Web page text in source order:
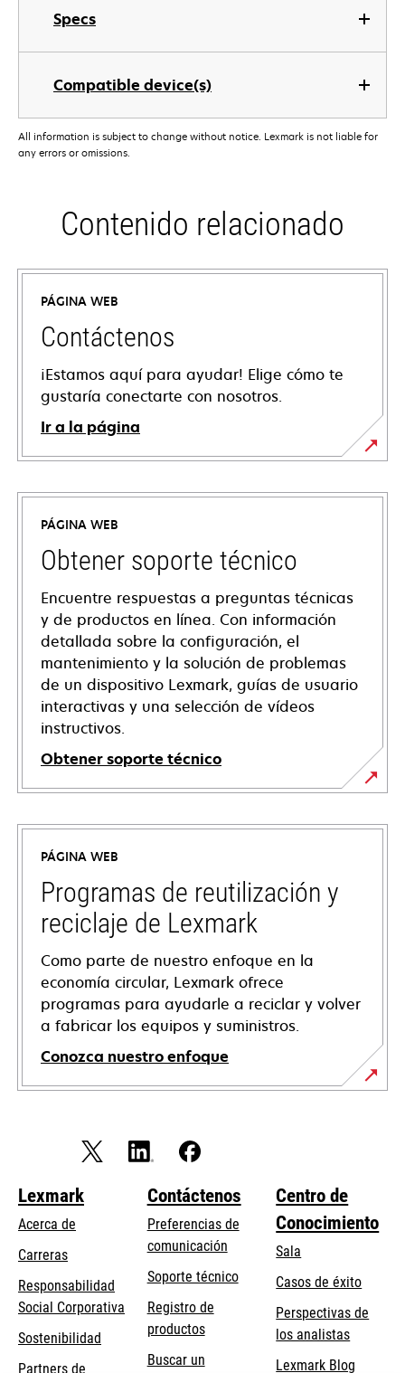
Specs
Compatible device(s)
All information is subject to change without notice. Lexmark is not liable for
any errors or omissions.
Contenido relacionado
PÁGINA WEB
Contáctenos
¡Estamos aquí para ayudar! Elige cómo te
gustaría conectarte con nosotros.
Ir a la página
PÁGINA WEB
Obtener soporte técnico
Encuentre respuestas a preguntas técnicas
y de productos en línea. Con información
detallada sobre la configuración, el
mantenimiento y la solución de problemas
de un dispositivo Lexmark, guías de usuario
interactivas y una selección de vídeos
instructivos.
Obtener soporte técnico
opens
in
new
tab
PÁGINA WEB
Programas de reutilización y
reciclaje de Lexmark
Como parte de nuestro enfoque en la
economía circular, Lexmark ofrece
programas para ayudarle a reciclar y volver
a fabricar los equipos y suministros.
Conozca nuestro enfoque
Lexmark
Acerca de
Carreras
Responsabilidad
Social Corporativa opens
Sostenibilidad
Partners de
Contáctenos
Preferencias de
comunicación
Soporte técnicoopens
Registro de
productos
Buscar un
Centro de
Conocimiento
Sala
Casos de éxito
Perspectivas de
los analistas
Lexmark Blog